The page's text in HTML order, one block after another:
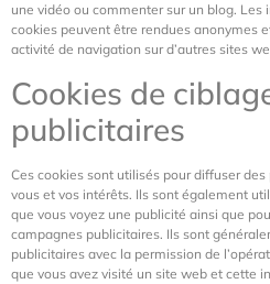
une vidéo ou commenter sur un blog.
cookies peuvent être rendues anonymes
activité de navigation sur d’autres sites
Cookies de
publicitaires
Ces cookies sont utilisés pour diffuser
vous et vos intérêts. Ils sont également
que vous voyez une publicité ainsi que
campagnes publicitaires. Ils sont
publicitaires avec la permission de
que vous avez visité un site web et cette